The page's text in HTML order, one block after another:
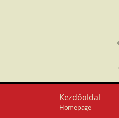
Kezdőoldal
Homepage